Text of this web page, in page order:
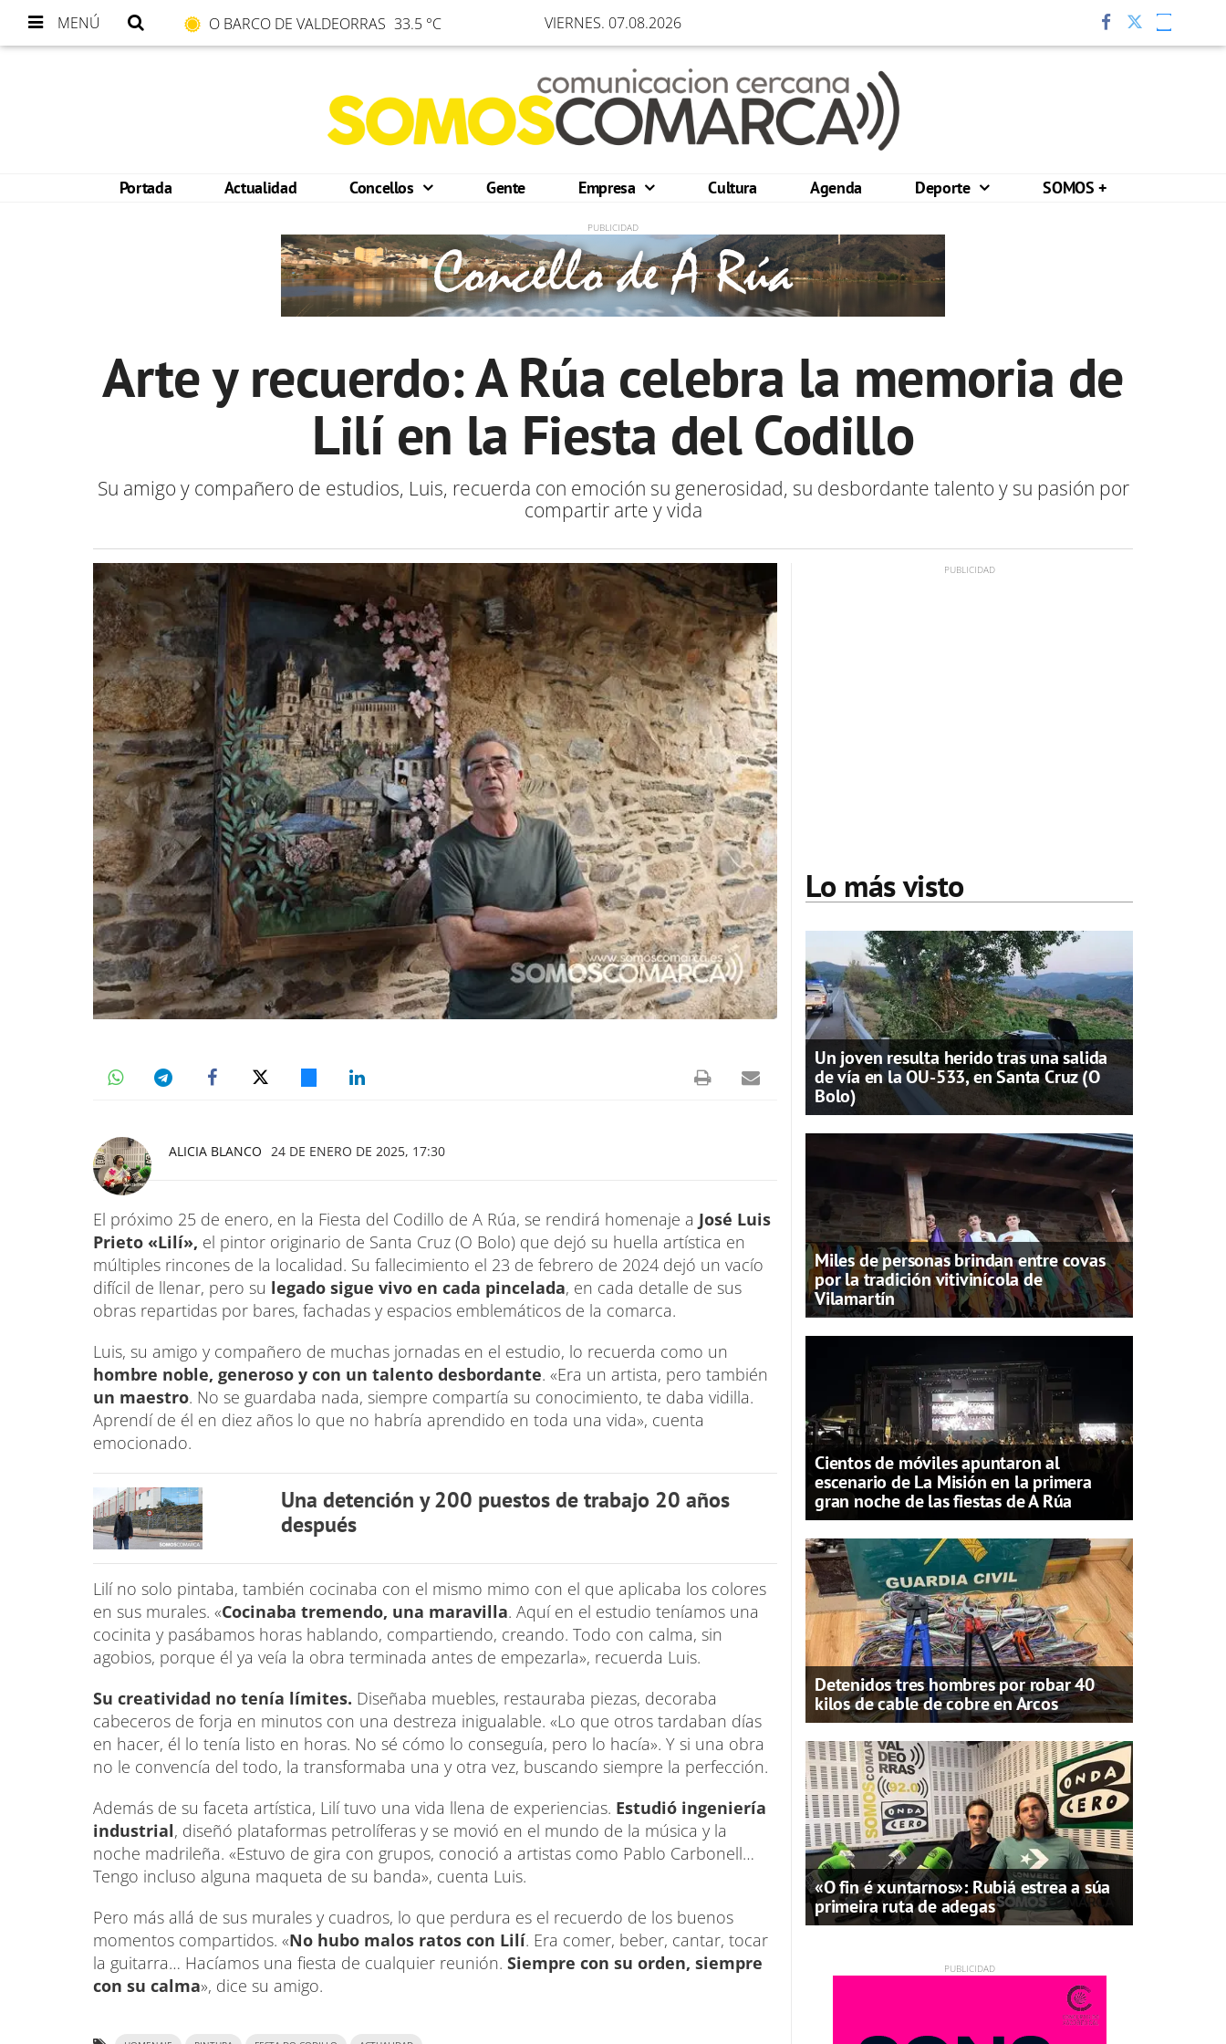
MENÚ O BARCO DE VALDEORRAS 33.5 °C VIERNES. 07.08.2026
Portada Actualidad Concellos Gente Empresa Cultura Agenda Deporte SOMOS +
Arte y recuerdo: A Rúa celebra la memoria de
Lilí en la Fiesta del Codillo
Su amigo y compañero de estudios, Luis, recuerda con emoción su generosidad, su desbordante talento y su pasión por
compartir arte y vida
ALICIA BLANCO 24 DE ENERO DE 2025, 17:30
El próximo 25 de enero, en la Fiesta del Codillo de A Rúa, se rendirá homenaje a José Luis
Prieto «Lilí», el pintor originario de Santa Cruz (O Bolo) que dejó su huella artística en
múltiples rincones de la localidad. Su fallecimiento el 23 de febrero de 2024 dejó un vacío
difícil de llenar, pero su legado sigue vivo en cada pincelada, en cada detalle de sus
obras repartidas por bares, fachadas y espacios emblemáticos de la comarca.
Luis, su amigo y compañero de muchas jornadas en el estudio, lo recuerda como un
hombre noble, generoso y con un talento desbordante. «Era un artista, pero también
un maestro. No se guardaba nada, siempre compartía su conocimiento, te daba vidilla.
Aprendí de él en diez años lo que no habría aprendido en toda una vida», cuenta
emocionado.
Una detención y 200 puestos de trabajo 20 años
después
Lilí no solo pintaba, también cocinaba con el mismo mimo con el que aplicaba los colores
en sus murales. «Cocinaba tremendo, una maravilla. Aquí en el estudio teníamos una
cocinita y pasábamos horas hablando, compartiendo, creando. Todo con calma, sin
agobios, porque él ya veía la obra terminada antes de empezarla», recuerda Luis.
Su creatividad no tenía límites. Diseñaba muebles, restauraba piezas, decoraba
cabeceros de forja en minutos con una destreza inigualable. «Lo que otros tardaban días
en hacer, él lo tenía listo en horas. No sé cómo lo conseguía, pero lo hacía». Y si una obra
no le convencía del todo, la transformaba una y otra vez, buscando siempre la perfección.
Además de su faceta artística, Lilí tuvo una vida llena de experiencias. Estudió ingeniería
industrial, diseñó plataformas petrolíferas y se movió en el mundo de la música y la
noche madrileña. «Estuvo de gira con grupos, conoció a artistas como Pablo Carbonell…
Tengo incluso alguna maqueta de su banda», cuenta Luis.
Pero más allá de sus murales y cuadros, lo que perdura es el recuerdo de los buenos
momentos compartidos. «No hubo malos ratos con Lilí. Era comer, beber, cantar, tocar
la guitarra… Hacíamos una fiesta de cualquier reunión. Siempre con su orden, siempre
con su calma», dice su amigo.
Lo más visto
Un joven resulta herido tras una salida
de vía en la OU-533, en Santa Cruz (O
Bolo)
Miles de personas brindan entre covas
por la tradición vitivinícola de
Vilamartín
Cientos de móviles apuntaron al
escenario de La Misión en la primera
gran noche de las fiestas de A Rúa
Detenidos tres hombres por robar 40
kilos de cable de cobre en Arcos
«O fin é xuntarnos»: Rubiá estrea a súa
primeira ruta de adegas